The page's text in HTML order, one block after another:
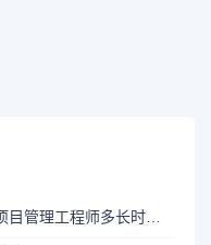
2023下半年软考中级系统集成项目管理工程师多长时间出成绩